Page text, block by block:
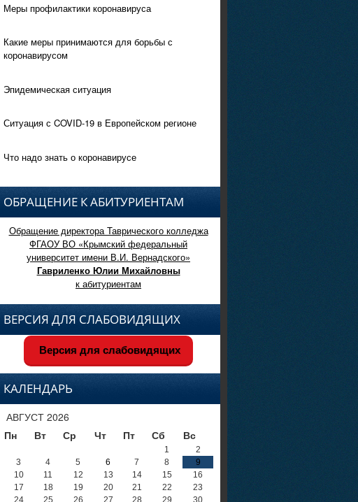
Меры профилактики коронавируса
Какие меры принимаются для борьбы с
коронавирусом
Эпидемическая ситуация
Ситуация с COVID-19 в Европейском регионе
Что надо знать о коронавирусе
ОБРАЩЕНИЕ К АБИТУРИЕНТАМ
Обращение директора Таврического колледжа
ФГАОУ ВО «Крымский федеральный
университет имени В.И. Вернадского»
Гавриленко Юлии Михайловны
к абитуриентам
ВЕРСИЯ ДЛЯ СЛАБОВИДЯЩИХ
Версия для слабовидящих
КАЛЕНДАРЬ
АВГУСТ 2026
Пн
Вт Ср Чт Пт Сб Вс
1
2
3
4 5 6 7 8
9
10
11 12 13 14 15
16
17
18 19 20 21 22
23
24
25 26 27 28 29
30